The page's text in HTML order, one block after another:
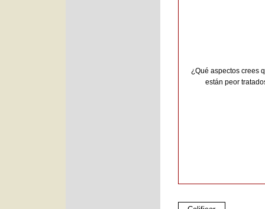
¿Qué aspectos crees
están peor